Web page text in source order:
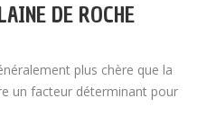
DE ROCHE
plus chère que la
un facteur déterminant pour